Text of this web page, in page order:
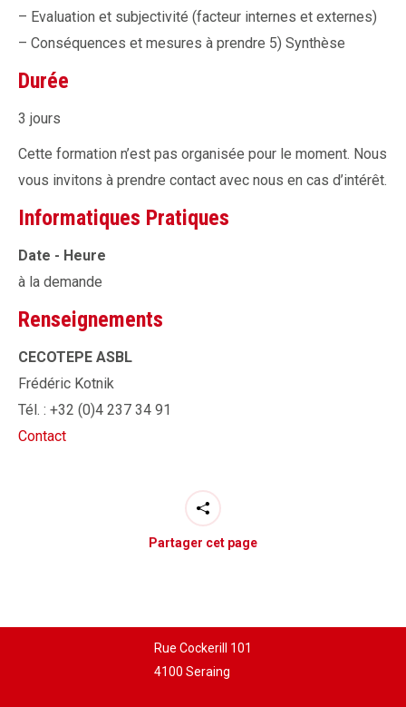
– Evaluation et subjectivité (facteur internes et externes)
– Conséquences et mesures à prendre 5) Synthèse
Durée
3 jours
Cette formation n’est pas organisée pour le moment. Nous
vous invitons à prendre contact avec nous en cas d’intérêt.
Informatiques Pratiques
Date - Heure
à la demande
Renseignements
CECOTEPE ASBL
Frédéric Kotnik
Tél. : +32 (0)4 237 34 91
Contact
Partager cet page
Rue Cockerill 101
4100 Seraing